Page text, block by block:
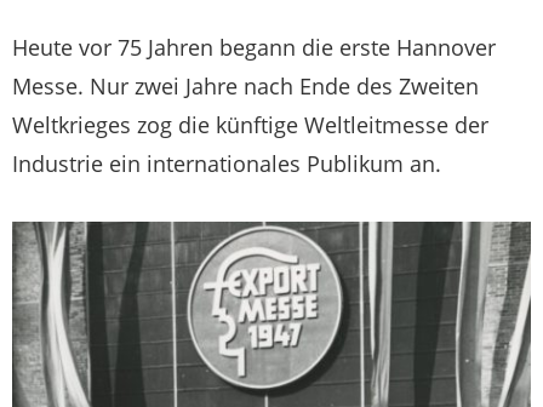
Heute vor 75 Jahren begann die erste Hannover
Messe. Nur zwei Jahre nach Ende des Zweiten
Weltkrieges zog die künftige Weltleitmesse der
Industrie ein internationales Publikum an.